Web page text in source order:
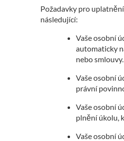
Požadavky pro
následující:
Vaše osobní
automaticky
nebo smlouvy.
Vaše osobní
právní
Vaše osobní
plnění úkolu,
Vaše osobní